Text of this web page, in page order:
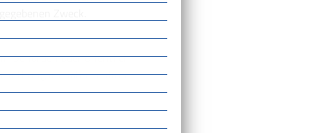
Zweck.
Behörden oder öffentlich
im Rahmen ihrer